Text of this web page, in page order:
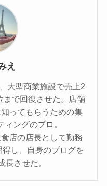
え
大型商業施設で売上2
で回復させた。店舗
ってもらうための集
ングのプロ。
店の店長として勤務
し、自身のブログを
長させた。